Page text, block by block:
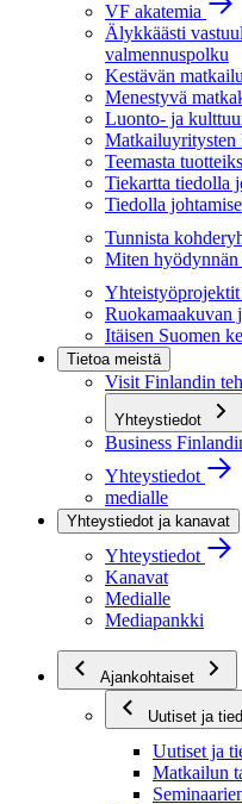
VF akatemia
Älykkäästi
valmennuspolku
Kestävän
Menestyvä
Luonto- ja
Matkailuyritysten
Teemasta
Tiekartta tiedolla
Tiedolla
Tunnista
Miten hyödynnän
Yhteistyöprojektit
Ruokamaakuvan
Itäisen Suomen
Tietoa meistä
Visit Finlandin
Yhteystiedot
Business
Yhteystiedot
medialle
Yhteystiedot ja kanavat
Yhteystiedot
Kanavat
Medialle
Mediapankki
Ajankohtaiset
Uutiset ja
Uutiset ja
Matkailun